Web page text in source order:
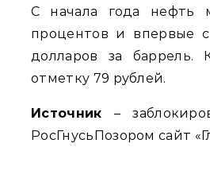
С начала года нефть
процентов и впервые
долларов за баррель.
отметку 79 рублей.
Источник –
РосГнусьПозором сайт